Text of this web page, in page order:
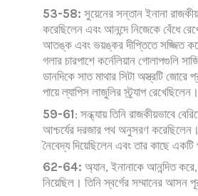
53-58: সুয়েনের সন্তান ইনানা
করেছিলেন এবং আনন্দে নিজেকে বেঁধে
আতঙ্ক এবং ভয়ঙ্কর দীপ্তিতে সজ্জিত
গলার চারপাশে কর্নেলিয়ান গোলাপগুলি
ডানদিকে সাত মাথার সিটা অস্ত্রটি জোরে
পায়ে ল্যাপিস লাজুলির স্ট্র্যাপ রেখেছিলেন।
59-61: সন্ধ্যায় তিনি রাজকীয়ভাবে
আশ্চর্যের দরজার পথ অনুসরণ
নৈবেদ্য দিয়েছিলেন এবং তার কাছে একটি
62-64: অ্যান, ইনানাকে আনন্দিত
নিয়েছিল। তিনি স্বর্গের সম্মানের আসন